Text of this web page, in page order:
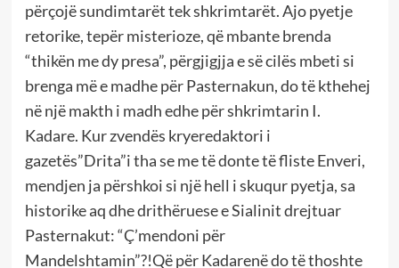
përçojë sundimtarët tek shkrimtarët. Ajo pyetje
retorike, tepër misterioze, që mbante brenda
“thikën me dy presa”, përgjigjja e së cilës mbeti si
brenga më e madhe për Pasternakun, do të kthehej
në një makth i madh edhe për shkrimtarin I.
Kadare. Kur zvendës kryeredaktori i
gazetës”Drita”i tha se me të donte të fliste Enveri,
mendjen ja përshkoi si një hell i skuqur pyetja, sa
historike aq dhe drithëruese e Sialinit drejtuar
Pasternakut: “Ç’mendoni për
Mandelshtamin”?!Që për Kadarenë do të thoshte